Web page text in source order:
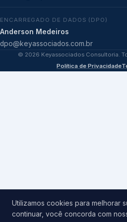
ENCARREGADO DE DADOS (DPO)
Anderson Medeiros
dpo@keyassociados.com.br
© 2026 Keyassociados Consultoria.
Política de Privacidade
Utilizamos cookies para melhorar
continuar, você concorda com